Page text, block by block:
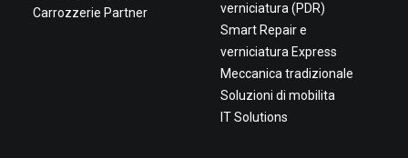
Carrozzerie Partner
verniciatura (PDR)
Smart Repair e
verniciatura Express
Meccanica tradizionale
Soluzioni di mobilita
IT Solutions